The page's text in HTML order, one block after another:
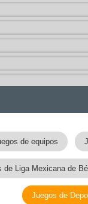
de equipos
de Liga Mexicana de
Juegos de